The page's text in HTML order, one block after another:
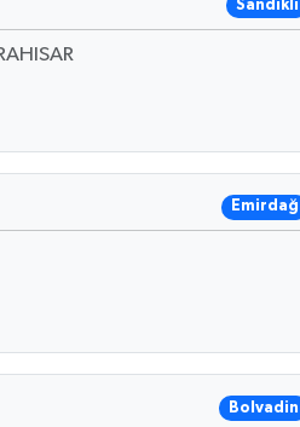
Sandıklı
Emirdağ
Bolvadin